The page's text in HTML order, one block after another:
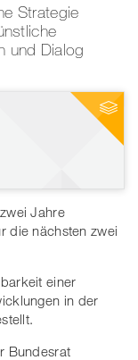
Strategie
und Dialog
Jahre
die nächsten zwei
einer
in der
Bundesrat